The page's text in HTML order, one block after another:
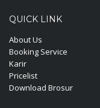
QUICK LINK
About Us
Booking Service
Karir
Pricelist
Download Brosur